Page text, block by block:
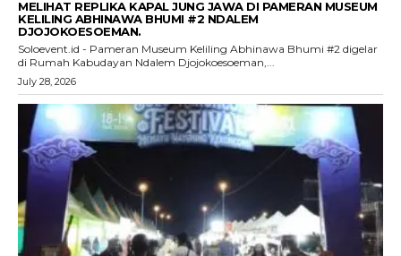
MELIHAT REPLIKA KAPAL JUNG JAWA DI PAMERAN MUSEUM
KELILING ABHINAWA BHUMI #2 NDALEM
DJOJOKOESOEMAN.
Soloevent.id - Pameran Museum Keliling Abhinawa Bhumi #2 digelar
di Rumah Kabudayan Ndalem Djojokoesoeman,...
July 28, 2026